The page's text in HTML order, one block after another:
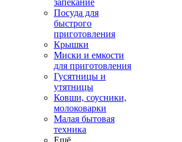
запекание
Посуда для
быстрого
приготовления
Крышки
Миски и емкости
для приготовления
Гусятницы и
утятницы
Ковши, соусники,
молоковарки
Малая бытовая
техника
Ещё